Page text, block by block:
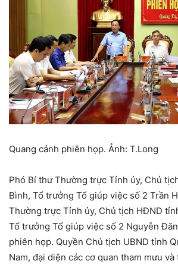
Quang cảnh phiên họp. Ảnh: T.Long
Phó Bí thư Thường trực Tỉnh ủy, Chủ
Bình, Tổ trưởng Tổ giúp việc số 2 Trần
Thường trực Tỉnh ủy, Chủ tịch HĐND
Tổ trưởng Tổ giúp việc số 2 Nguyễn
phiên họp. Quyền Chủ tịch UBND tỉnh
Nam, đại diện các cơ quan tham mưu